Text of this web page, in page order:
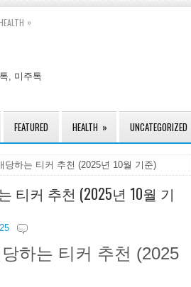
»
, 미주톡
FEATURED HEALTH » UNCATEGORIZED
당하는 티커 추천 (2025년 10월 기준)
티커 추천 (2025년 10월 기
하는 티커 추천 (2025